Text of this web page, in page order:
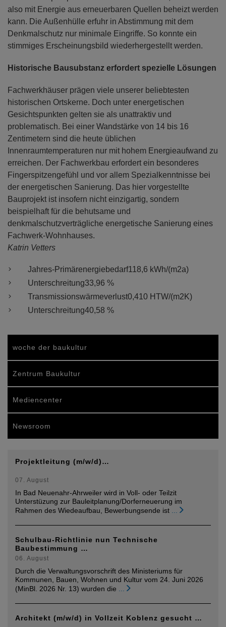
also mit Energie aus erneuerbaren Quellen beheizt werden
kann. Die Außenhülle erfuhr in Abstimmung mit dem
Denkmalschutz nur minimale Eingriffe. So konnte ein
stimmiges Erscheinungsbild wiederhergestellt werden.
Historische Bausubstanz erfordert spezielle Lösungen
Fachwerkhäuser prägen viele unserer beliebtesten
historischen Ortskerne. Doch unter energetischen
Gesichtspunkten gelten sie als unattraktiv und
problematisch. Bei einer Wandstärke von 14 bis 16
Zentimetern sind die heute üblichen
Innenraumtemperaturen nur mit hohem Energieaufwand zu
erreichen. Der Fachwerkbau erfordert ein besonderes
Fingerspitzengefühl und vor allem Spezialkenntnisse bei
der energetischen Sanierung. Das hier vorgestellte
Bauprojekt ist insofern nicht einzigartig, sondern
beispielhaft für die behutsame und
denkmalschutzverträgliche energetische Sanierung eines
Fachwerk-Wohnhauses.
Katrin Vetters
Jahres-Primärenergiebedarf118,6 kWh/(m2a)
Unterschreitung33,96 %
Transmissionswärmeverlust0,410 HTW/(m2K)
Unterschreitung40,58 %
woche der baukultur
Zentrum Baukultur
Mediencenter
Newsroom
Projektleitung (m/w/d)…
07. August
In Bad Neuenahr-Ahrweiler wird in Voll- oder Teilzit
Unterstüzung zur Bauleitplanung/Dorferneuerung im
Rahmen des Wiedeaufbau, Bewerbungsende ist
Schulbau-Richtlinie nun Technische
Baubestimmung …
06. August
Durch die Verwaltungsvorschrift des Ministeriums für
Kommunen, Bauen, Wohnen und Kultur vom 24. Juni 2026
(MinBl. 2026 Nr. 13) wurden die
Architekt (m/w/d) in Vollzeit Koblenz gesucht …